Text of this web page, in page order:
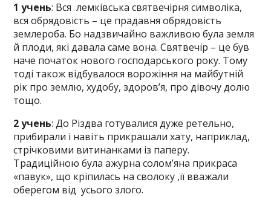
1 учень: Вся лемківська святвечірня символіка,
вся обрядовість – це прадавня обрядовість
землероба. Бо надзвичайно важливою була земля
й плоди, які давала саме вона. Святвечір – це був
наче початок нового господарського року. Тому
тоді також відбувалося ворожіння на майбутній
рік про землю, худобу, здоров’я, про дівочу долю
тощо.
2 учень: До Різдва готувалися дуже ретельно,
прибирали і навіть прикрашали хату, наприклад,
стрічковими витинанками із паперу.
Традиційною була ажурна солом’яна прикраса
«павук», що кріпилась на сволоку ,її вважали
оберегом від усього злого.